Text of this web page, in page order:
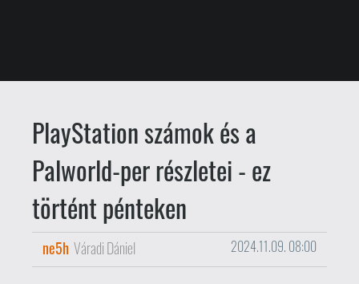
közzétette legújabb üzleti jelentését,
melyből kiderült, hogy a szeptember 30-
val lezárult negyedévben 3,8 millió
PlayStation 5 talált gazdára, ami 1,1
millióval kevesebb az előző év azonos
időszakához viszonyítva. Ezzel a konzol
összeladása 65,6 millió példánynál jár. A
PS+ előfizetők száma emelkedett az egy